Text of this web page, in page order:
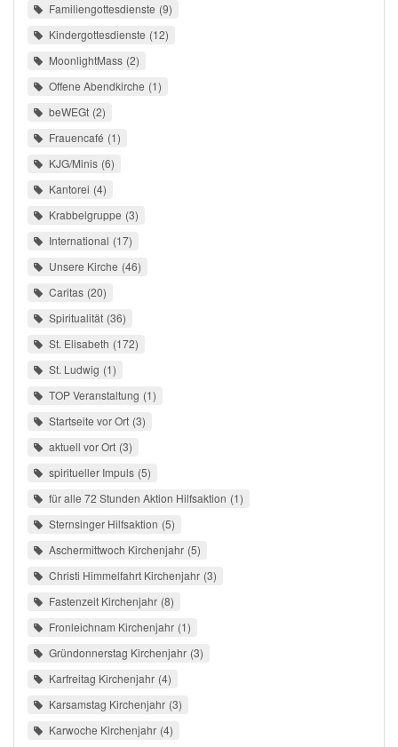
Familiengottesdienste 9
Kindergottesdienste 12
MoonlightMass 2
Offene Abendkirche 1
beWEGt 2
Frauencafé 1
KJG/Minis 6
Kantorei 4
Krabbelgruppe 3
International 17
Unsere Kirche 46
Caritas 20
Spiritualität 36
St. Elisabeth 172
St. Ludwig 1
TOP Veranstaltung 1
Startseite vor Ort 3
aktuell vor Ort 3
spiritueller Impuls 5
für alle 72 Stunden Aktion Hilfsaktion 1
Sternsinger Hilfsaktion 5
Aschermittwoch Kirchenjahr 5
Christi Himmelfahrt Kirchenjahr 3
Fastenzeit Kirchenjahr 8
Fronleichnam Kirchenjahr 1
Gründonnerstag Kirchenjahr 3
Karfreitag Kirchenjahr 4
Karsamstag Kirchenjahr 3
Karwoche Kirchenjahr 4